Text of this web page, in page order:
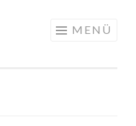
MENÜ